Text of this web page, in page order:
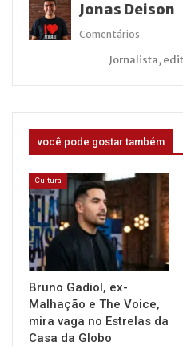
Jonas Deison
Comentários
Jornalista,
você pode gostar também
Cultura
Bruno Gadiol, ex-
Malhação e The Voice,
mira vaga no Estrelas da
Casa da Globo